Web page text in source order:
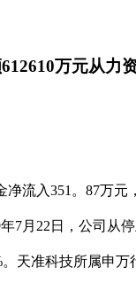
万元从力
入351。87万元，
7月22日，公司从
。天准科技所属申